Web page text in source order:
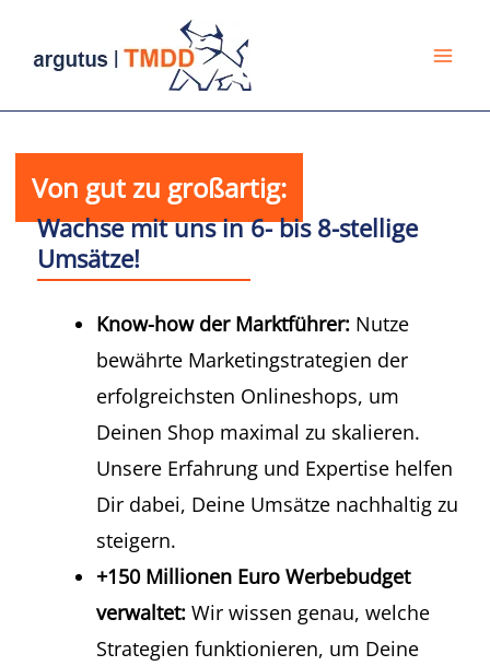
Inhalt
Von gut zu großartig:
Wachse mit uns in 6- bis 8-stellige
Umsätze!
Know-how der Marktführer: Nutze
bewährte Marketingstrategien der
erfolgreichsten Onlineshops, um
Deinen Shop maximal zu skalieren.
Unsere Erfahrung und Expertise helfen
Dir dabei, Deine Umsätze nachhaltig zu
steigern.
+150 Millionen Euro Werbebudget
verwaltet: Wir wissen genau, welche
Strategien funktionieren, um Deine